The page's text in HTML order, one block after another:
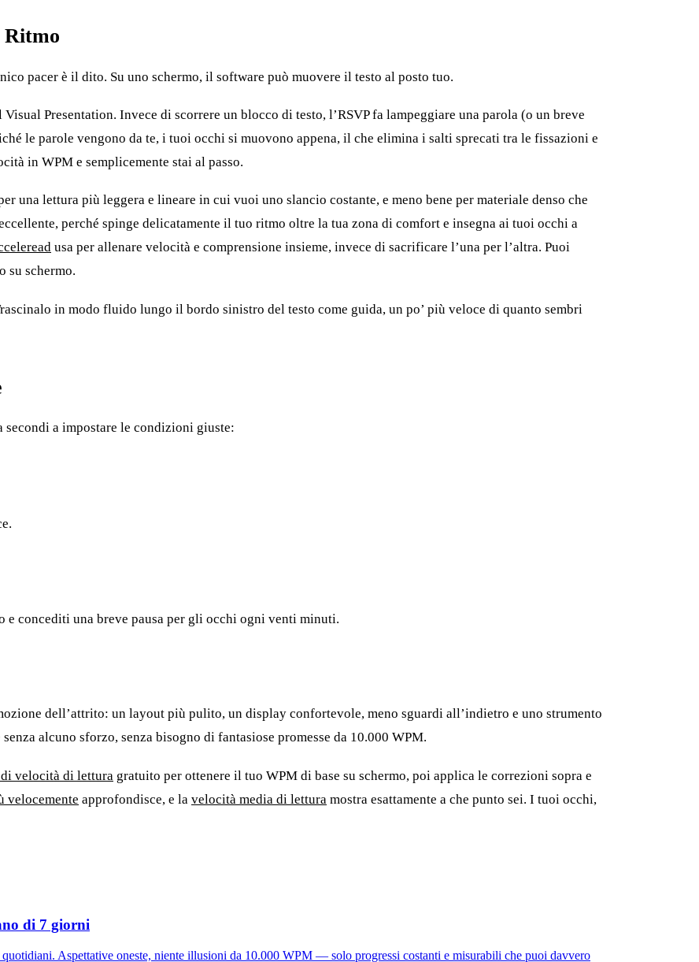
Ritmo
pacer è il dito. Su uno schermo, il software può muovere il testo al posto tuo.
Presentation. Invece di scorrere un blocco di testo, l’RSVP fa lampeggiare una parola (o un breve
le parole vengono da te, i tuoi occhi si muovono appena, il che elimina i salti sprecati tra le fissazioni e
in WPM e semplicemente stai al passo.
una lettura più leggera e lineare in cui vuoi uno slancio costante, e meno bene per materiale denso che
perché spinge delicatamente il tuo ritmo oltre la tua zona di comfort e insegna ai tuoi occhi a
usa per allenare velocità e comprensione insieme, invece di sacrificare l’una per l’altra. Puoi
su schermo.
in modo fluido lungo il bordo sinistro del testo come guida, un po’ più veloce di quanto sembri
secondi a impostare le condizioni giuste:
concediti una breve pausa per gli occhi ogni venti minuti.
dell’attrito: un layout più pulito, un display confortevole, meno sguardi all’indietro e uno strumento
alcuno sforzo, senza bisogno di fantasiose promesse da 10.000 WPM.
velocità di lettura gratuito per ottenere il tuo WPM di base su schermo, poi applica le correzioni sopra e
velocemente approfondisce, e la velocità media di lettura mostra esattamente a che punto sei. I tuoi occhi,
di 7 giorni
Aspettative oneste, niente illusioni da 10.000 WPM — solo progressi costanti e misurabili che puoi davvero